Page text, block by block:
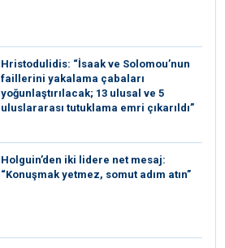
Hristodulidis: “İsaak ve Solomou’nun
faillerini yakalama çabaları
yoğunlaştırılacak; 13 ulusal ve 5
uluslararası tutuklama emri çıkarıldı”
Holguin’den iki lidere net mesaj:
“Konuşmak yetmez, somut adım atın”